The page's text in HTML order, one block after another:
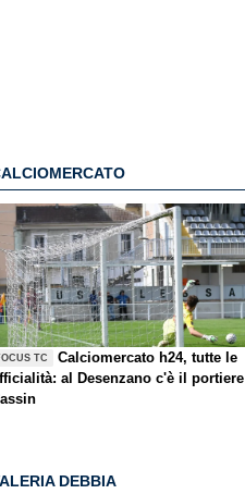
TC
Calciomercato h24, tutte le
al Desenzano c'è il portiere
DEBBIA